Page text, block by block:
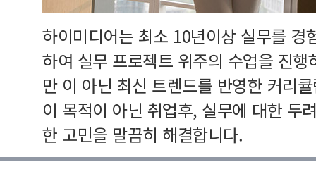
하이미디어는 최소 10년이상 실무를 경
하여 실무 프로젝트 위주의 수업을 진
만 이 아닌 최신 트렌드를 반영한 커리
이 목적이 아닌 취업후, 실무에 대한 두
한 고민을 말끔히 해결합니다.